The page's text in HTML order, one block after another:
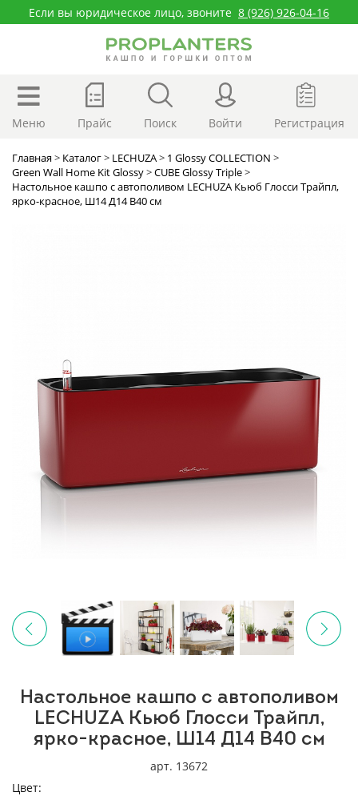
Если вы юридическое лицо, звоните 8 (926) 926-04-16
Меню Прайс Поиск Войти Регистрация
Главная> Каталог> LECHUZA> 1 Glossy COLLECTION >
Green Wall Home Kit Glossy>CUBE Glossy Triple>
Настольное кашпо с автополивом LECHUZA Кьюб Глосси Трайпл,
ярко-красное, Ш14 Д14 В40 см
Настольное кашпо с автополивом
LECHUZA Кьюб Глосси Трайпл,
ярко-красное, Ш14 Д14 В40 см
арт. 13672
Цвет: